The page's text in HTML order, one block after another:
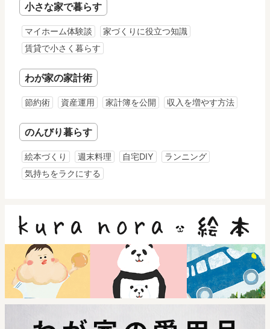
小さな家で暮らす
マイホーム体験談
家づくりに役立つ知識
賃貸で小さく暮らす
わが家の家計術
節約術 資産運用 家計簿を公開 収入を増やす方法
のんびり暮らす
絵本づくり 週末料理 自宅DIY
ランニング
気持ちをラクにする